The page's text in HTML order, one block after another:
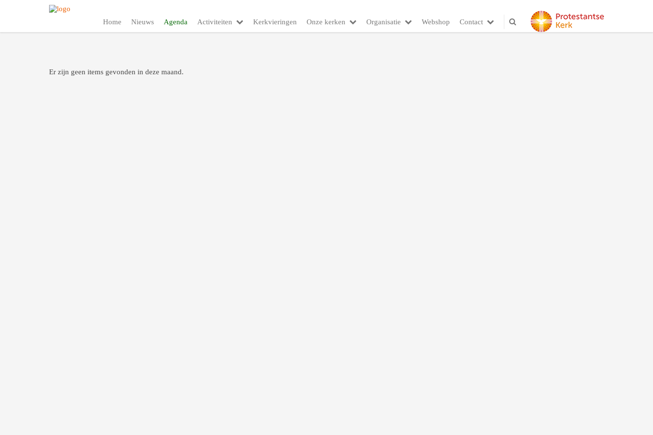
Home Nieuws Agenda Activiteiten Kerkvieringen Onze kerken Organisatie Webshop Contact
Er zijn geen items gevonden in deze maand.